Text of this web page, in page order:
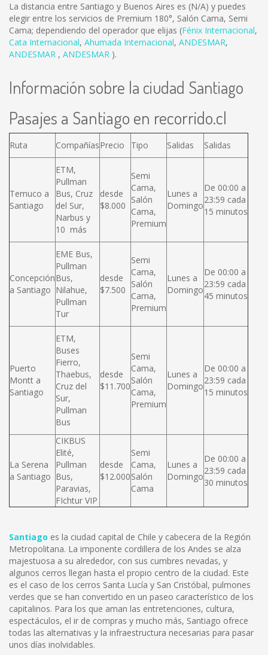
La distancia entre Santiago y Buenos Aires es (N/A) y puedes
elegir entre los servicios de Premium 180°, Salón Cama, Semi
Cama; dependiendo del operador que elijas (Fénix Internacional,
Cata Internacional, Ahumada Internacional, ANDESMAR,
ANDESMAR , ANDESMAR ).
Información sobre la ciudad Santiago
Pasajes a Santiago en recorrido.cl
Ruta CompañíasPrecio Tipo Salidas Salidas
Temuco a
Santiago
ETM,
Pullman
Bus, Cruz
del Sur,
Narbus y
10 más
desde
$8.000
Semi
Cama,
Salón
Cama,
Premium
Lunes a
Domingo
De 00:00 a
23:59 cada
15 minutos
Concepción
a Santiago
EME Bus,
Pullman
Bus,
Nilahue,
Pullman
Tur
desde
$7.500
Semi
Cama,
Salón
Cama,
Premium
Lunes a
Domingo
De 00:00 a
23:59 cada
45 minutos
Puerto
Montt a
Santiago
ETM,
Buses
Fierro,
Thaebus,
Cruz del
Sur,
Pullman
Bus
desde
$11.700
Semi
Cama,
Salón
Cama,
Premium
Lunes a
Domingo
De 00:00 a
23:59 cada
15 minutos
La Serena
a Santiago
CIKBUS
Elité,
Pullman
Bus,
Paravias,
FIchtur VIP
desde
$12.000
Semi
Cama,
Salón
Cama
Lunes a
Domingo
De 00:00 a
23:59 cada
30 minutos
Santiago es la ciudad capital de Chile y cabecera de la Región
Metropolitana. La imponente cordillera de los Andes se alza
majestuosa a su alrededor, con sus cumbres nevadas, y
algunos cerros llegan hasta el propio centro de la ciudad. Este
es el caso de los cerros Santa Lucía y San Cristóbal, pulmones
verdes que se han convertido en un paseo característico de los
capitalinos. Para los que aman las entretenciones, cultura,
espectáculos, el ir de compras y mucho más, Santiago ofrece
todas las alternativas y la infraestructura necesarias para pasar
unos días inolvidables.